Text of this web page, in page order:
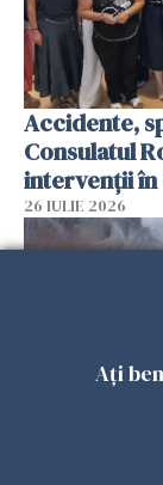
Accidente,
Consulatul
intervenții în
26 IULIE 2026
Ați